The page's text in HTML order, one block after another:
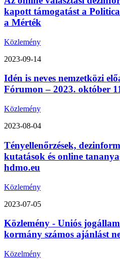
kapott támogatást a
a Mérték
Közlemény
2023-09-14
Idén is neves nemzetközi
Fórumon – 2023. október
Közlemény
2023-08-04
Tényellenőrzések,
kutatások és online
hdmo.eu
Közlemény
2023-07-05
Közlemény - Uniós
kormány számos ajánlást
Közelmény